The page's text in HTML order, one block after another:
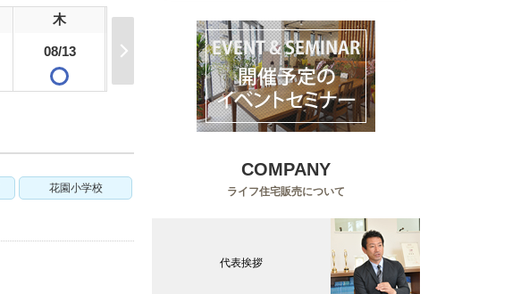
木
08/13
土
08/15
日
08/16
花園小学校
COMPANY
ライフ住宅販売について
代表挨拶